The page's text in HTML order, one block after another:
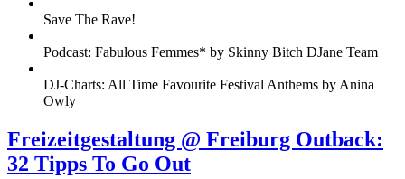
Save The Rave!
Podcast: Fabulous Femmes* by Skinny Bitch DJane Team
DJ-Charts: All Time Favourite Festival Anthems by Anina
Owly
Freizeitgestaltung @ Freiburg Outback:
32 Tipps To Go Out